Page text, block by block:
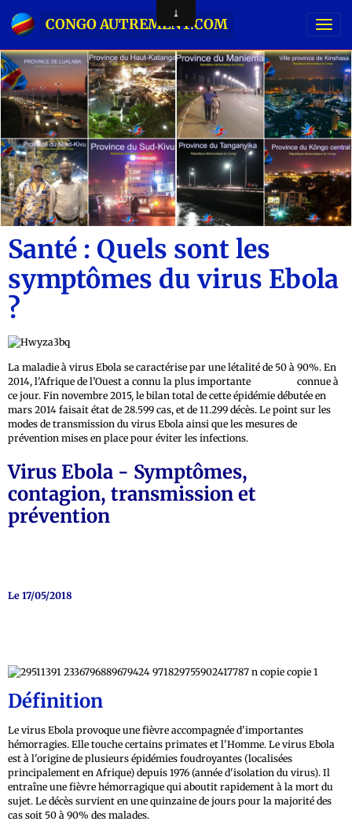
CONGO AUTREMENT.COM
Santé : Quels sont les
symptômes du virus Ebola
?
La maladie à virus Ebola se caractérise par une létalité de 50 à 90%. En
2014, l'Afrique de l’Ouest a connu la plus importante
connue à
ce jour. Fin novembre 2015, le bilan total de cette épidémie débutée en
mars 2014 faisait état de 28.599 cas, et de 11.299 décès. Le point sur les
modes de transmission du virus Ebola ainsi que les mesures de
prévention mises en place pour éviter les infections.
Virus Ebola - Symptômes,
contagion, transmission et
prévention
Le 17/05/2018
Définition
Le virus Ebola provoque une fièvre accompagnée d'importantes
hémorragies. Elle touche certains primates et l'Homme. Le virus Ebola
est à l'origine de plusieurs épidémies foudroyantes (localisées
principalement en Afrique) depuis 1976 (année d'isolation du virus). Il
entraîne une fièvre hémorragique qui aboutit rapidement à la mort du
sujet. Le décès survient en une quinzaine de jours pour la majorité des
cas soit 50 à 90% des malades.